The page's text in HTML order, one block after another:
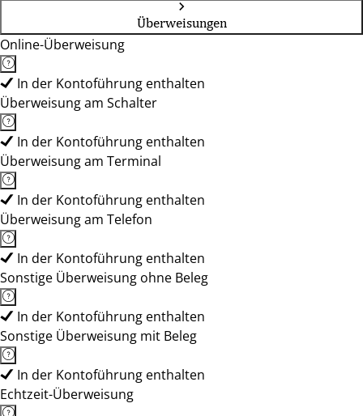
Überweisungen
Online-Überweisung
In der Kontoführung enthalten
Überweisung am Schalter
In der Kontoführung enthalten
Überweisung am Terminal
In der Kontoführung enthalten
Überweisung am Telefon
In der Kontoführung enthalten
Sonstige Überweisung ohne Beleg
In der Kontoführung enthalten
Sonstige Überweisung mit Beleg
In der Kontoführung enthalten
Echtzeit-Überweisung